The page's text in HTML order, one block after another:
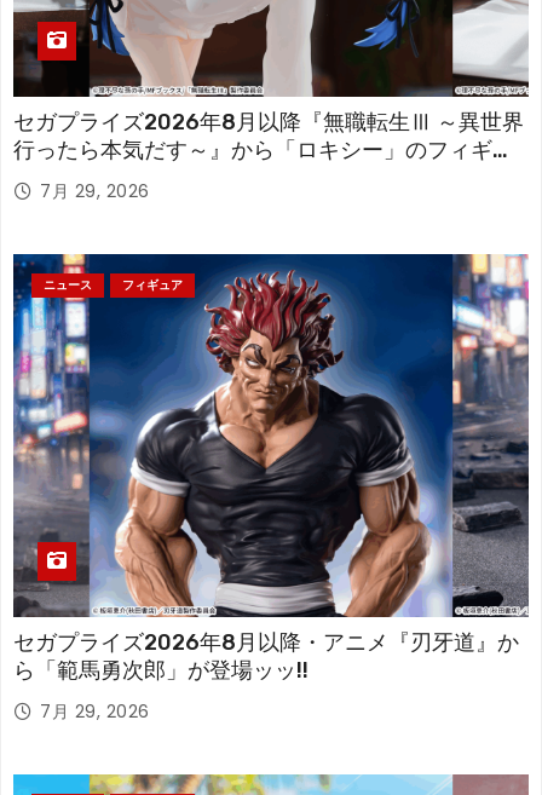
セガプライズ2026年8月以降『無職転生Ⅲ ～異世界
行ったら本気だす～』から「ロキシー」のフィギュ
アが登場！
7月 29, 2026
ニュース フィギュア
セガプライズ2026年8月以降・アニメ『刃牙道』か
ら「範馬勇次郎」が登場ッッ!!
7月 29, 2026